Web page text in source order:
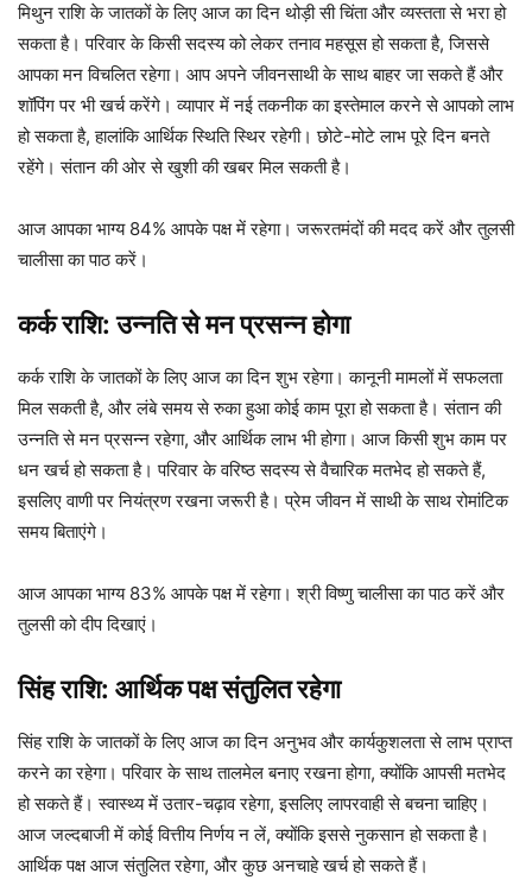
मिथुन राशि के जातकों के लिए आज का दिन थोड़ी सी चिंता और व्यस्तता से भरा हो
सकता है। परिवार के किसी सदस्य को लेकर तनाव महसूस हो सकता है, जिससे
आपका मन विचलित रहेगा। आप अपने जीवनसाथी के साथ बाहर जा सकते हैं और
शॉपिंग पर भी खर्च करेंगे। व्यापार में नई तकनीक का इस्तेमाल करने से आपको लाभ
हो सकता है, हालांकि आर्थिक स्थिति स्थिर रहेगी। छोटे-मोटे लाभ पूरे दिन बनते
रहेंगे। संतान की ओर से खुशी की खबर मिल सकती है।
आज आपका भाग्य 84% आपके पक्ष में रहेगा। जरूरतमंदों की मदद करें और तुलसी
चालीसा का पाठ करें।
कर्क राशि: उन्नति से मन प्रसन्न होगा
कर्क राशि के जातकों के लिए आज का दिन शुभ रहेगा। कानूनी मामलों में सफलता
मिल सकती है, और लंबे समय से रुका हुआ कोई काम पूरा हो सकता है। संतान की
उन्नति से मन प्रसन्न रहेगा, और आर्थिक लाभ भी होगा। आज किसी शुभ काम पर
धन खर्च हो सकता है। परिवार के वरिष्ठ सदस्य से वैचारिक मतभेद हो सकते हैं,
इसलिए वाणी पर नियंत्रण रखना जरूरी है। प्रेम जीवन में साथी के साथ रोमांटिक
समय बिताएंगे।
आज आपका भाग्य 83% आपके पक्ष में रहेगा। श्री विष्णु चालीसा का पाठ करें और
तुलसी को दीप दिखाएं।
सिंह राशि: आर्थिक पक्ष संतुलित रहेगा
सिंह राशि के जातकों के लिए आज का दिन अनुभव और कार्यकुशलता से लाभ प्राप्त
करने का रहेगा। परिवार के साथ तालमेल बनाए रखना होगा, क्योंकि आपसी मतभेद
हो सकते हैं। स्वास्थ्य में उतार-चढ़ाव रहेगा, इसलिए लापरवाही से बचना चाहिए।
आज जल्दबाजी में कोई वित्तीय निर्णय न लें, क्योंकि इससे नुकसान हो सकता है।
आर्थिक पक्ष आज संतुलित रहेगा, और कुछ अनचाहे खर्च हो सकते हैं।